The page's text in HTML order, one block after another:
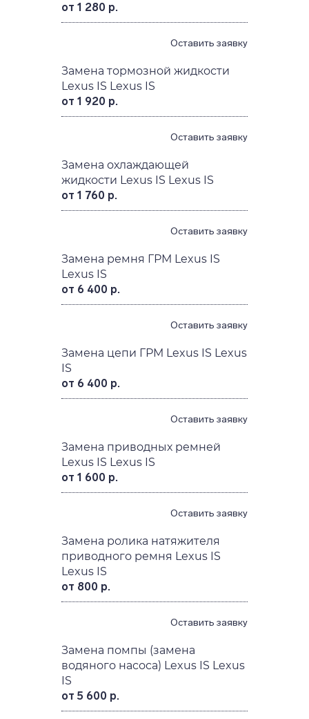
от 1 280 р.
Оставить заявку
Замена тормозной жидкости
Lexus IS Lexus IS
от 1 920 р.
Оставить заявку
Замена охлаждающей
жидкости Lexus IS Lexus IS
от 1 760 р.
Оставить заявку
Замена ремня ГРМ Lexus IS
Lexus IS
от 6 400 р.
Оставить заявку
Замена цепи ГРМ Lexus IS Lexus
IS
от 6 400 р.
Оставить заявку
Замена приводных ремней
Lexus IS Lexus IS
от 1 600 р.
Оставить заявку
Замена ролика натяжителя
приводного ремня Lexus IS
Lexus IS
от 800 р.
Оставить заявку
Замена помпы (замена
водяного насоса) Lexus IS Lexus
IS
от 5 600 р.